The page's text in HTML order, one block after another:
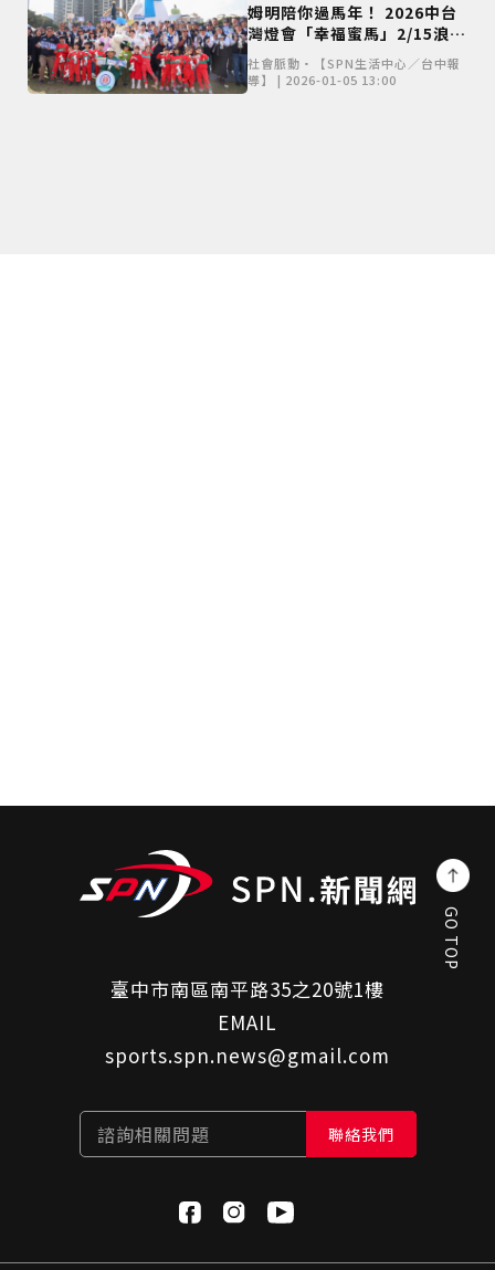
姆明陪你過馬年！ 2026中台
灣燈會「幸福蜜馬」2/15浪漫
點燈
社會脈動•【SPN生活中心／台中報
導】 | 2026-01-05 13:00
臺中市南區南平路35之20號1樓
EMAIL
sports.spn.news@gmail.com
諮詢相關問題 聯絡我們
GO TOP
僅必需的Cookies